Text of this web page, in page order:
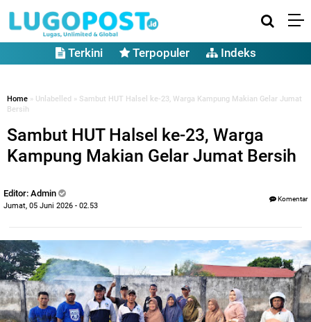
Terkini Terpopuler Indeks
Home » Unlabelled » Sambut HUT Halsel ke-23, Warga Kampung Makian Gelar Jumat
Bersih
Sambut HUT Halsel ke-23, Warga
Kampung Makian Gelar Jumat Bersih
Editor: Admin
Jumat, 05 Juni 2026 - 02.53
Komentar